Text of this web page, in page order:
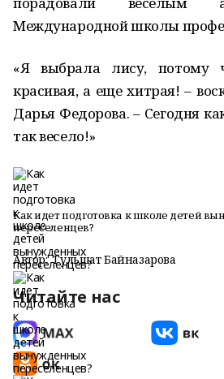
Международной школы
«Я выбрала лису, потому
красивая, а еще хитрая! –
Дарья Федорова. – Сегодня
так весело!»
Как идет подготовка к школе детей
переселенцев?
Автор: Гульшат Байназарова
Читайте нас